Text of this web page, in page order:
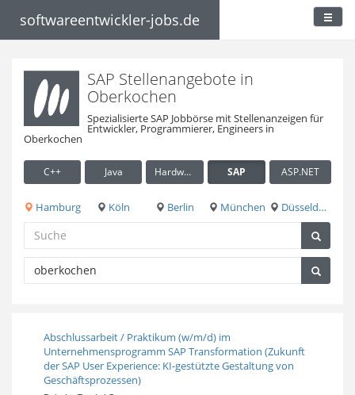
softwareentwickler-jobs.de
SAP Stellenangebote in
Oberkochen
Spezialisierte SAP Jobbörse mit Stellenanzeigen für
Entwickler, Programmierer, Engineers in
Oberkochen
C++ Java Hardware / Embedded SAP ASP.NET
Hamburg Köln Berlin München Düsseldorf
Abschlussarbeit / Praktikum (w/m/d) im
Unternehmensprogramm SAP Transformation (Zukunft
der SAP User Experience: KI-gestützte Gestaltung von
Geschäftsprozessen)